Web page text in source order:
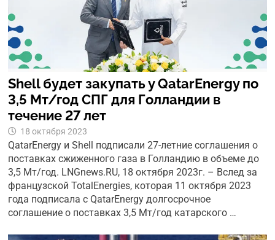
Shell будет закупать у QatarEnergy по
3,5 Мт/год СПГ для Голландии в
течение 27 лет
18 октября 2023
QatarEnergy и Shell подписали 27-летние соглашения о
поставках сжиженного газа в Голландию в объеме до
3,5 Мт/год. LNGnews.RU, 18 октября 2023г. – Вслед за
французской TotalEnergies, которая 11 октября 2023
года подписала с QatarEnergy долгосрочное
соглашение о поставках 3,5 Мт/год катарского …